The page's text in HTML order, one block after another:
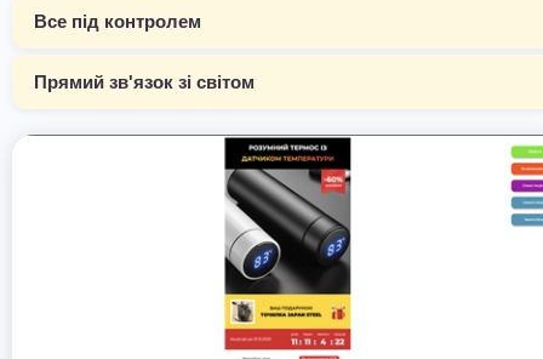
Все під контролем
Прямий зв'язок зі світом